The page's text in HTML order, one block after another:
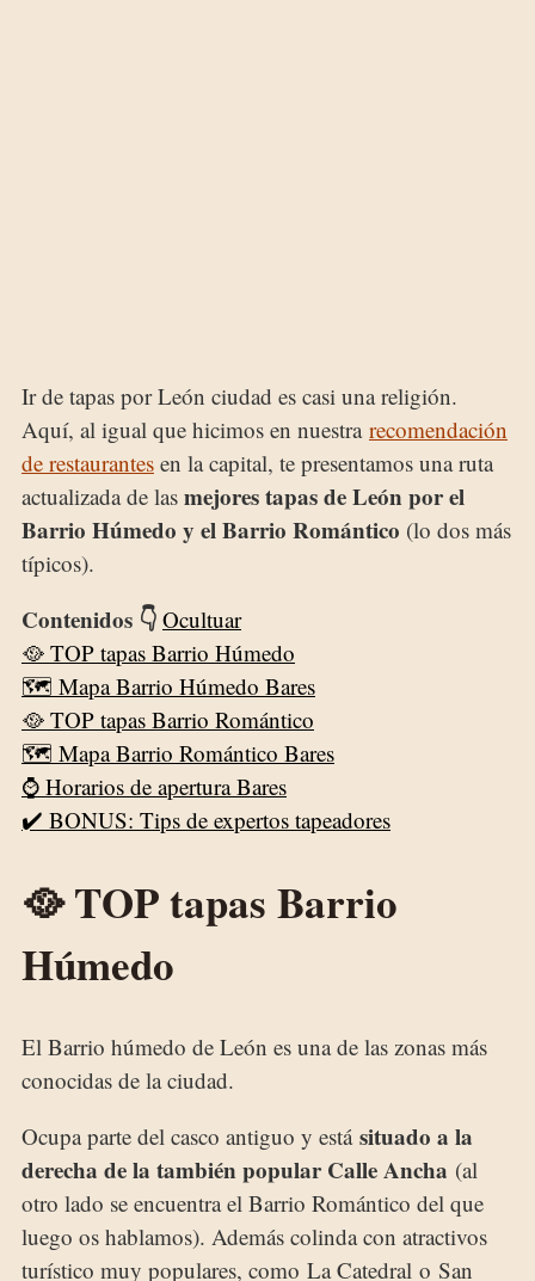
Ir de tapas por León ciudad es casi una religión.
Aquí, al igual que hicimos en nuestra recomendación
de restaurantes en la capital, te presentamos una ruta
actualizada de las mejores tapas de León por el
Barrio Húmedo y el Barrio Romántico (lo dos más
típicos).
Contenidos 👇 Ocultuar
🥘 TOP tapas Barrio Húmedo
🗺️ Mapa Barrio Húmedo Bares
🥘 TOP tapas Barrio Romántico
🗺️ Mapa Barrio Romántico Bares
⌚ Horarios de apertura Bares
✔️ BONUS: Tips de expertos tapeadores
🥘 TOP tapas Barrio
Húmedo
El Barrio húmedo de León es una de las zonas más
conocidas de la ciudad.
Ocupa parte del casco antiguo y está situado a la
derecha de la también popular Calle Ancha (al
otro lado se encuentra el Barrio Romántico del que
luego os hablamos). Además colinda con atractivos
turístico muy populares, como La Catedral o San